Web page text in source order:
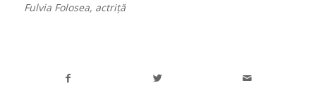
Fulvia Folosea, actriță